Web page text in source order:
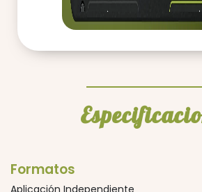
Formatos